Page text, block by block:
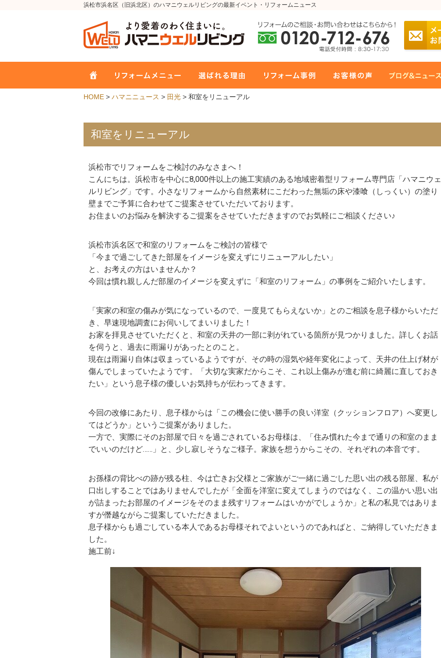
浜松市浜名区（旧浜北区）のハマニウェルリビングの最新イベント・リフォームニュース
HOME > ハマニニュース > 田光 > 和室をリニューアル
和室をリニューアル
浜松市でリフォームをご検討のみなさまへ！
こんにちは。浜松市を中心に8,000件以上の施工実績のある地域密着型リフォーム専門店「ハマニウェ
ルリビング」です。小さなリフォームから自然素材にこだわった無垢の床や漆喰（しっくい）の塗り
壁までご予算に合わせてご提案させていただいております。
お住まいのお悩みを解決するご提案をさせていただきますのでお気軽にご相談ください♪
浜松市浜名区で和室のリフォームをご検討の皆様で
「今まで過ごしてきた部屋をイメージを変えずにリニューアルしたい」
と、お考えの方はいませんか？
今回は慣れ親しんだ部屋のイメージを変えずに「和室のリフォーム」の事例をご紹介いたします。
「実家の和室の傷みが気になっているので、一度見てもらえないか」とのご相談を息子様からいただ
き、早速現地調査にお伺いしてまいりました！
お家を拝見させていただくと、和室の天井の一部に剥がれている箇所が見つかりました。詳しくお話
を伺うと、過去に雨漏りがあったとのこと。
現在は雨漏り自体は収まっているようですが、その時の湿気や経年変化によって、天井の仕上げ材が
傷んでしまっていたようです。「大切な実家だからこそ、これ以上傷みが進む前に綺麗に直しておき
たい」という息子様の優しいお気持ちが伝わってきます。
今回の改修にあたり、息子様からは「この機会に使い勝手の良い洋室（クッションフロア）へ変更し
てはどうか」というご提案がありました。
一方で、実際にそのお部屋で日々を過ごされているお母様は、「住み慣れた今まで通りの和室のまま
でいいのだけど……」と、少し寂しそうなご様子。家族を想うからこその、それぞれの本音です。
お孫様の背比べの跡が残る柱、今は亡きお父様とご家族がご一緒に過ごした思い出の残る部屋、私が
口出しすることではありませんでしたが「全面を洋室に変えてしまうのではなく、この温かい思い出
が詰まったお部屋のイメージをそのまま残すリフォームはいかがでしょうか」と私の私見ではありま
すが僭越ながらご提案していただきました。
息子様からも過ごしている本人であるお母様それでよいというのであればと、ご納得していただきま
した。
施工前↓